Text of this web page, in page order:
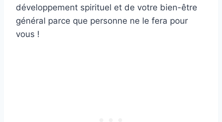
développement spirituel et de votre bien-être
général parce que personne ne le fera pour
vous !